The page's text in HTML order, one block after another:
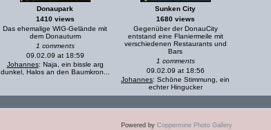
Donaupark
1410 views
Das ehemalige WIG-Gelände mit
dem Donauturm
1 comments
09.02.09 at 18:59
Johannes: Naja, ein bissle arg
dunkel, Halos an den Baumkron...
Sunken City
1680 views
Gegenüber der DonauCity
entstand eine Flaniermeile mit
verschiedenen Restaurants und
Bars
1 comments
09.02.09 at 18:56
Johannes: Schöne Stimmung, ein
echter Hingucker
Powered by Coppermine Photo Gallery